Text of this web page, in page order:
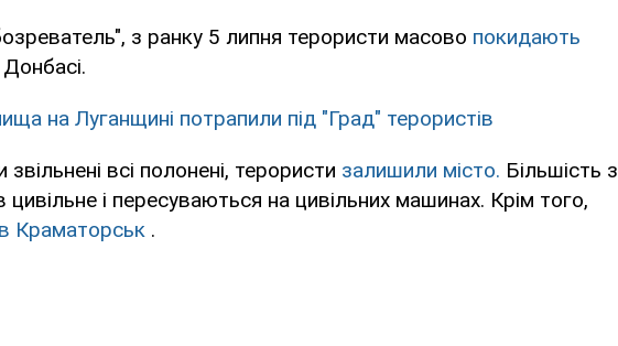
з ранку 5 липня терористи масово покидають
на Луганщині потрапили під "Град" терористів
всі полонені, терористи залишили місто. Більшість з
цивільне і пересуваються на цивільних машинах. Крім того,
Краматорськ .